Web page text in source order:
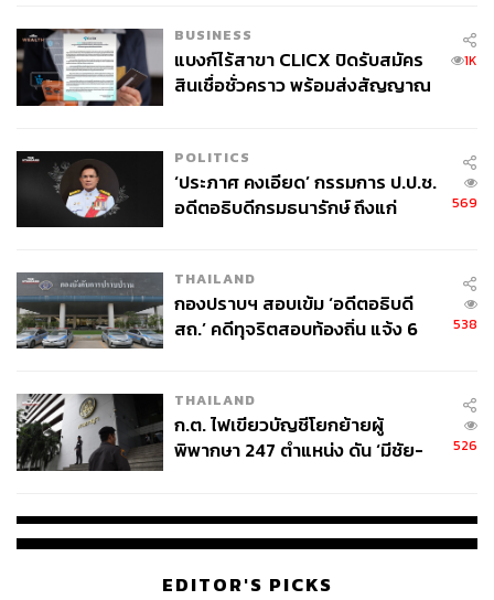
BUSINESS
แบงก์ไร้สาขา CLICX ปิดรับสมัคร
สินเชื่อชั่วคราว พร้อมส่งสัญญาณ
1K
POLITICS
‘ประภาศ คงเอียด’ กรรมการ ป.ป.ช.
อดีตอธิบดีกรมธนารักษ์ ถึงแก่
569
THAILAND
กองปราบฯ สอบเข้ม ‘อดีตอธิบดี
สถ.’ คดีทุจริตสอบท้องถิ่น แจ้ง 6
538
THAILAND
ก.ต. ไฟเขียวบัญชีโยกย้ายผู้
พิพากษา 247 ตำแหน่ง ดัน ‘มีชัย-
526
EDITOR'S PICKS